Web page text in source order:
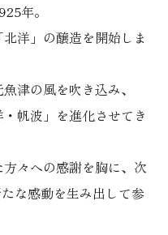
年。
洋」の醸造を開始しま
津の風を吹き込み、
帆波」を進化させてき
々への感謝を胸に、 次
な感動を生み出して参